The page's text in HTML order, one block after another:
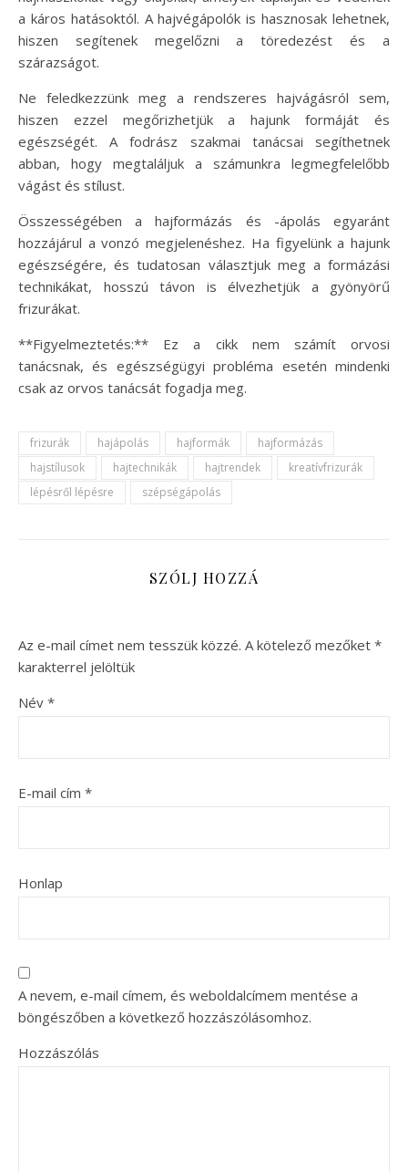
a káros hatásoktól. A hajvégápolók is hasznosak lehetnek,
hiszen segítenek megelőzni a töredezést és a
szárazságot.
Ne feledkezzünk meg a rendszeres hajvágásról sem,
hiszen ezzel megőrizhetjük a hajunk formáját és
egészségét. A fodrász szakmai tanácsai segíthetnek
abban, hogy megtaláljuk a számunkra legmegfelelőbb
vágást és stílust.
Összességében a hajformázás és -ápolás egyaránt
hozzájárul a vonzó megjelenéshez. Ha figyelünk a hajunk
egészségére, és tudatosan választjuk meg a formázási
technikákat, hosszú távon is élvezhetjük a gyönyörű
frizurákat.
**Figyelmeztetés:** Ez a cikk nem számít orvosi
tanácsnak, és egészségügyi probléma esetén mindenki
csak az orvos tanácsát fogadja meg.
frizurák hajápolás hajformák
hajformázás
hajstílusok
hajtechnikák hajtrendek
kreatívfrizurák
lépésről lépésre
szépségápolás
SZÓLJ HOZZÁ
Az e-mail címet nem tesszük közzé. A kötelező mezőket *
karakterrel jelöltük
Név *
E-mail cím *
Honlap
A nevem, e-mail címem, és weboldalcímem mentése a
böngészőben a következő hozzászólásomhoz.
Hozzászólás